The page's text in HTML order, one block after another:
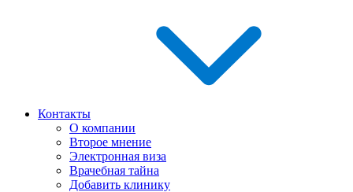
Контакты
О компании
Второе мнение
Электронная виза
Врачебная тайна
Добавить клинику